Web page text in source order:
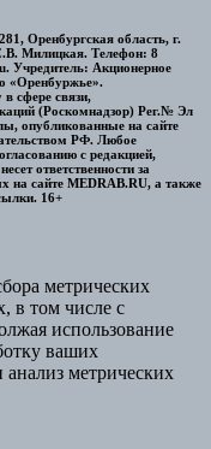
Оренбургская область, г.
Милицкая. Телефон: 8
Учредитель: Акционерное
«Оренбуржье».
сфере связи,
(Роскомнадзор) Рег.№ Эл
опубликованные на сайте
РФ. Любое
с редакцией,
ответственности за
на сайте MEDRAB.RU, а также
16+
метрических
в том числе с
использование
ваших
метрических